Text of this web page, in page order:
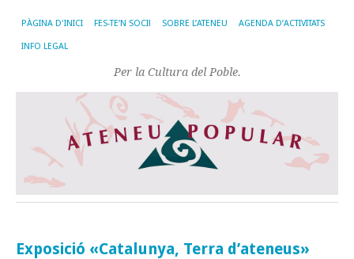
PÀGINA D'INICI FES-TE’N SOCI! SOBRE L’ATENEU AGENDA D’ACTIVITATS
INFO LEGAL
Per la Cultura del Poble.
Exposició «Catalunya, Terra d’ateneus»